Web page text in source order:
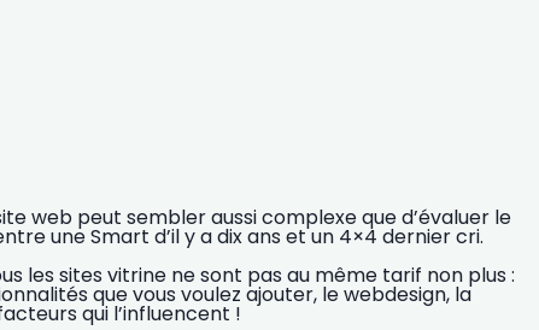
web peut sembler aussi complexe que d’évaluer le
une Smart d’il y a dix ans et un 4×4 dernier cri.
les sites vitrine ne sont pas au même tarif non plus :
que vous voulez ajouter, le webdesign, la
qui l’influencent !